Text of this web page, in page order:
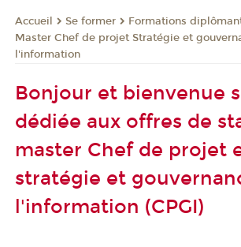
Accueil Se former
Formations
Master Chef de projet Stratégie et
l'information
Bonjour et bienvenue
dédiée aux offres de
master Chef de projet
stratégie et
l'information (CPGI)